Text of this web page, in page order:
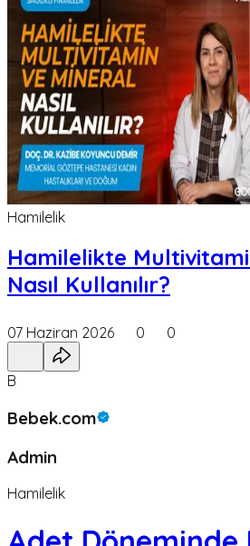
Hamilelik
Hamilelikte
Nasıl Kullanılır?
07 Haziran 2026 0 0
B
Bebek.com
Admin
Hamilelik